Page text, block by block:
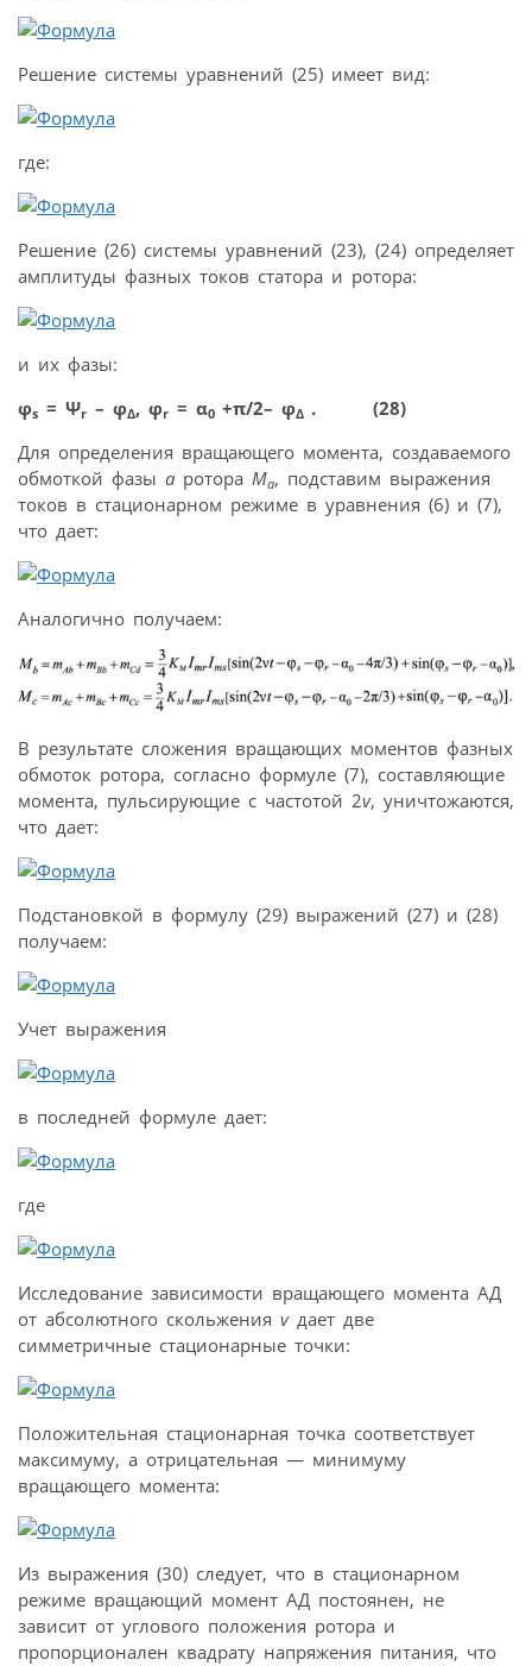
Решение системы уравнений (25) имеет вид:
где:
Решение (26) системы уравнений (23), (24) определяет
амплитуды фазных токов статора и ротора:
и их фазы:
φs = Ψr – φΔ, φr = α0 +π/2– φΔ .
(28)
Для определения вращающего момента, создаваемого
обмоткой фазы a ротора Ma, подставим выражения
токов в стационарном режиме в уравнения (6) и (7),
что дает:
Аналогично получаем:
В результате сложения вращающих моментов фазных
обмоток ротора, согласно формуле (7), составляющие
момента, пульсирующие с частотой 2v, уничтожаются,
что дает:
Подстановкой в формулу (29) выражений (27) и (28)
получаем:
Учет выражения
в последней формуле дает:
где
Исследование зависимости вращающего момента АД
от абсолютного скольжения vдает две
симметричные стационарные точки:
Положительная стационарная точка соответствует
максимуму, а отрицательная — минимуму
вращающего момента:
Из выражения (30) следует, что в стационарном
режиме вращающий момент АД постоянен, не
зависит от углового положения ротора и
пропорционален квадрату напряжения питания, что